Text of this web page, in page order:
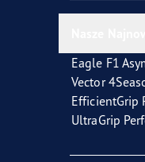
Eagle F1
Vector
EfficientGrip
UltraGrip